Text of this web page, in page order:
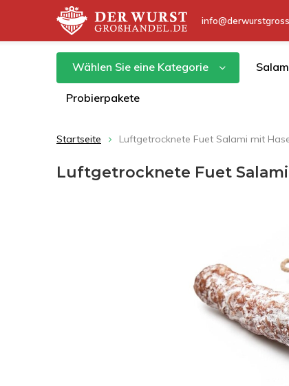
Wählen Sie eine Kategorie
Probierpakete
Startseite Luftgetrocknete Fuet Salami mit
Luftgetrocknete Fuet